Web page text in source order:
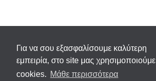
Για να σου εξασφαλίσουμε καλύτερη
εμπειρία, στο site μας χρησιμοποιούμε
cookies. Μάθε περισσότερα